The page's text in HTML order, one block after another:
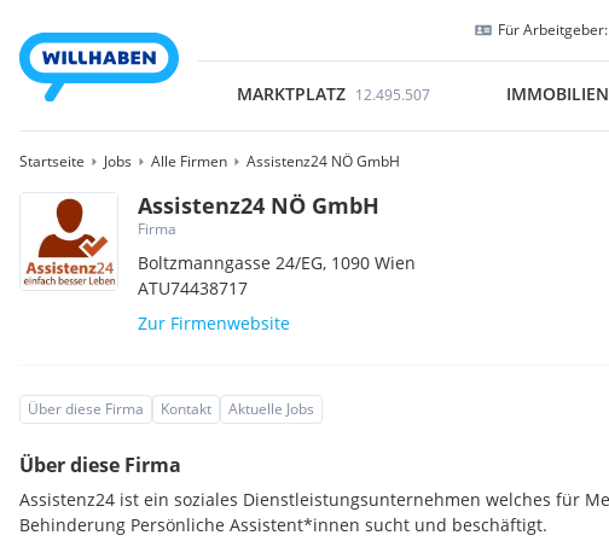
Für
MARKTPLATZ 12.495.507 IMMOBILIEN
Startseite Jobs Alle Firmen Assistenz24 NÖ GmbH
Assistenz24 NÖ GmbH
Firma
Boltzmanngasse 24/EG, 1090Wien
ATU74438717
Zur Firmenwebsite
Über diese Firma Kontakt Aktuelle Jobs
Über diese Firma
Assistenz24 ist ein soziales Dienstleistungsunternehmen welches für
Behinderung Persönliche Assistent*innen sucht und beschäftigt.